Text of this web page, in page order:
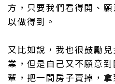
方，只要我們看得開、
以做得到。
又比如說，我也很鼓勵
業，但是自己又不願意
輩，把一間房子賣掉，